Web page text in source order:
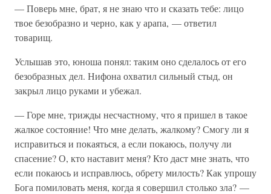
— Поверь мне, брат, я не знаю что и сказать тебе: лицо
твое безобразно и черно, как у арапа, — ответил
товарищ.
Услышав это, юноша понял: таким оно сделалось от его
безобразных дел. Нифона охватил сильный стыд, он
закрыл лицо руками и убежал.
— Горе мне, трижды несчастному, что я пришел в такое
жалкое состояние! Что мне делать, жалкому? Смогу ли я
исправиться и покаяться, а если покаюсь, получу ли
спасение? О, кто наставит меня? Кто даст мне знать, что
если покаюсь и исправлюсь, обрету милость? Как упрошу
Бога помиловать меня, когда я совершил столько зла? —